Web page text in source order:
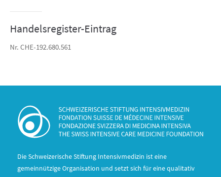
Handelsregister-Eintrag
Nr. CHE-192.680.561
Die Schweizerische Stiftung Intensivmedizin ist eine
gemeinnützige Organisation und setzt sich für eine qualitativ